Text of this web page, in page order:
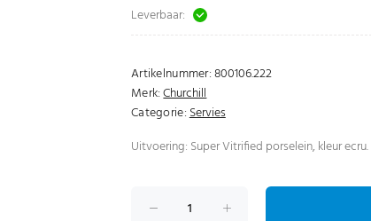
Leverbaar:
Artikelnummer:800106.222
Merk:Churchill
Categorie:Servies
Uitvoering: Super Vitrified porselein, kleur ecru.